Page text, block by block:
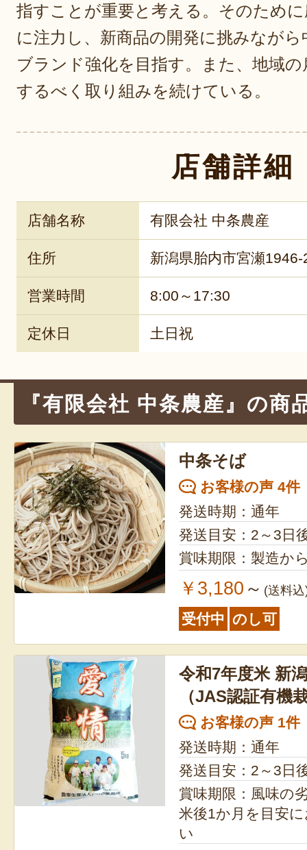
指すことが重要と考える。そのため
に注力し、新商品の開発に挑みなが
ブランド強化を目指す。また、地域
するべく取り組みを続けている。
店舗詳細
店舗名称 有限会社 中条農産
住所 新潟県胎内市宮瀬1946-
営業時間 8:00～17:30
定休日 土日祝
『有限会社 中条農産』の商
中条そば
お客様の声 4件
発送時期：通年
発送目安：2～3日
賞味期限：製造か
￥3,180 ～ (送料
受付中 のし可
令和7年度米 新
（JAS認証有機
お客様の声 1件
発送時期：通年
発送目安：2～3日
賞味期限：風味の
米後1か月を目安
い